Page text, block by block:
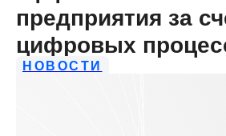
предприятия за
цифровых
НОВОСТИ